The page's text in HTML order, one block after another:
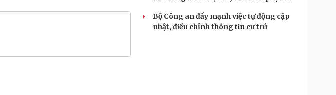
Bộ Công an đẩy mạnh việc tự động cập
nhật, điều chỉnh thông tin cư trú